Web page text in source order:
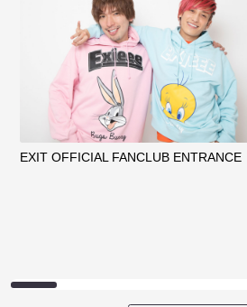
EXIT OFFICIAL FANCLUB ENTRANCE